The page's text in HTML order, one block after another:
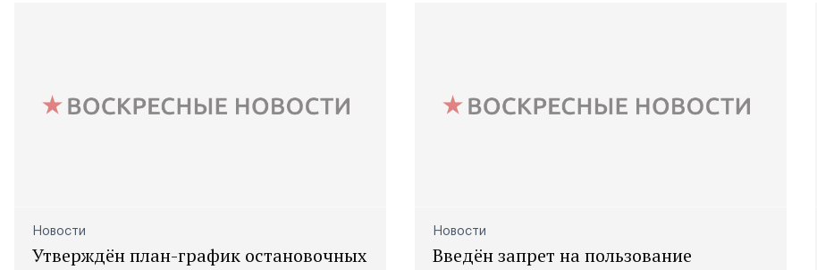
Новости
Утверждён план-график остановочных
Новости
Введён запрет на пользование